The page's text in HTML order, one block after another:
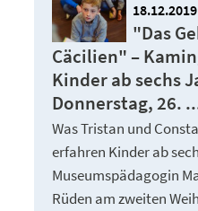
18.12.2019
"Das
Cäcilien" –
Kinder ab sechs
Donnerstag, 26.
Was Tristan und
erfahren Kinder ab
Museumspädagogin
Rüden am zweiten